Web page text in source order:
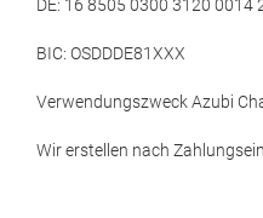
DE: 16 8505 0300 3120 0014
BIC: OSDDDE81XXX
Verwendungszweck Azubi
Wir erstellen nach